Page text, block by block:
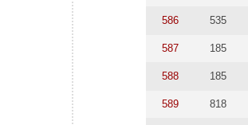
586 535
587 185
588 185
589 818